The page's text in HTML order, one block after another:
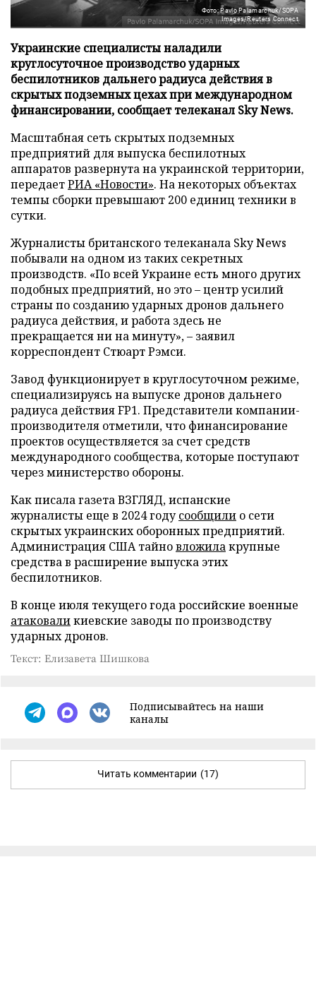
Фото: Pavlo Palamarchuk/SOPA
Images/Reuters Connect
Украинские специалисты наладили
круглосуточное производство ударных
беспилотников дальнего радиуса действия в
скрытых подземных цехах при международном
финансировании, сообщает телеканал Sky News.
Масштабная сеть скрытых подземных
предприятий для выпуска беспилотных
аппаратов развернута на украинской территории,
передаетРИА «Новости». На некоторых объектах
темпы сборки превышают 200 единиц техники в
сутки.
Журналисты британского телеканала Sky News
побывали на одном из таких секретных
производств. «По всей Украине есть много других
подобных предприятий, но это – центр усилий
страны по созданию ударных дронов дальнего
радиуса действия, и работа здесь не
прекращается ни на минуту», – заявил
корреспондент Стюарт Рэмси.
Завод функционирует в круглосуточном режиме,
специализируясь на выпуске дронов дальнего
радиуса действия FP1. Представители компании-
производителя отметили, что финансирование
проектов осуществляется за счет средств
международного сообщества, которые поступают
через министерство обороны.
Как писала газета ВЗГЛЯД, испанские
журналисты еще в 2024 годусообщили о сети
скрытых украинских оборонных предприятий.
Администрация США тайновложилакрупные
средства в расширение выпуска этих
беспилотников.
В конце июля текущего года российские военные
атаковаликиевские заводы по производству
ударных дронов.
Текст: Елизавета Шишкова
Подписывайтесь на наши
каналы
Читать комментарии (17)